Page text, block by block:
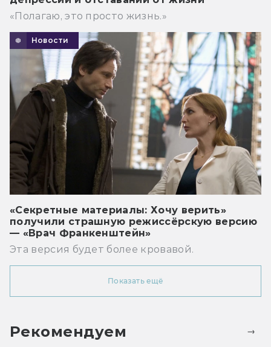
«Полагаю, это просто жизнь.»
Новости
«Секретные материалы: Хочу верить»
получили страшную режиссёрскую версию
— «Врач Франкенштейн»
Эта версия будет более кровавой.
Показать ещё
Рекомендуем